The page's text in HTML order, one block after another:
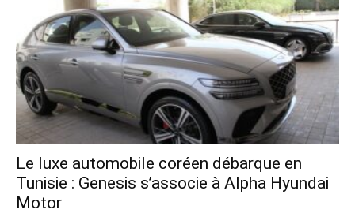
Le luxe automobile coréen débarque en
Tunisie : Genesis s’associe à Alpha Hyundai
Motor